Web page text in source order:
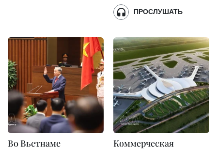
ПРОСЛУШАТЬ
Во Вьетнаме
Коммерческая